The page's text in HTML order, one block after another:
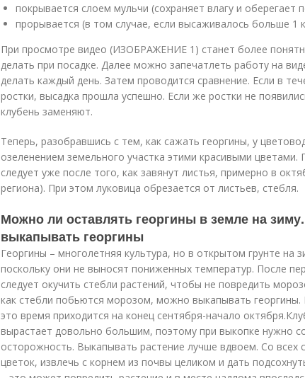
покрывается слоем мульчи (сохраняет влагу и оберегает
прорывается (в том случае, если высаживалось больше 1
При просмотре видео (ИЗОБРАЖЕНИЕ 1) станет более
делать при посадке. Далее можно запечатлеть работу на
делать каждый день. Затем проводится сравнение. Если в
ростки, высадка прошла успешно. Если же ростки не
клубень заменяют.
Теперь, разобравшись с тем, как сажать георгины, у
озеленением земельного участка этими красивыми цветами.
следует уже после того, как завянут листья, примерно в
региона). При этом луковица обрезается от листьев, стебля.
Можно ли оставлять георгины в земле на
выкапывать георгины
Георгины – многолетняя культура, но в открытом грунте на
поскольку они не выносят пониженных температур. После
следует окучить стебли растений, чтобы не повредить
как стебли побьются морозом, можно выкапывать георгины.
это время приходится на конец сентября-начало
вырастает довольно большим, поэтому при выкопке нужно
осторожность. Выкапывать растение лучше вдвоем. Со всех
цветок, извлечь с корнем из почвы целиком и дать